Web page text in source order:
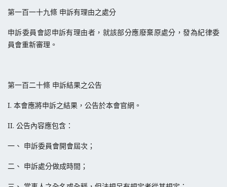
第一百一十九條 申訴有理由之處分
申訴委員會認申訴有理由者，就該部分應廢棄原處分，發為紀律委
員會重新審理。
第一百二十條 申訴結果之公告
I. 本會應將申訴之結果，公告於本會官網。
II. 公告內容應包含：
一、 申訴委員會開會屆次；
二、 申訴處分做成時間；